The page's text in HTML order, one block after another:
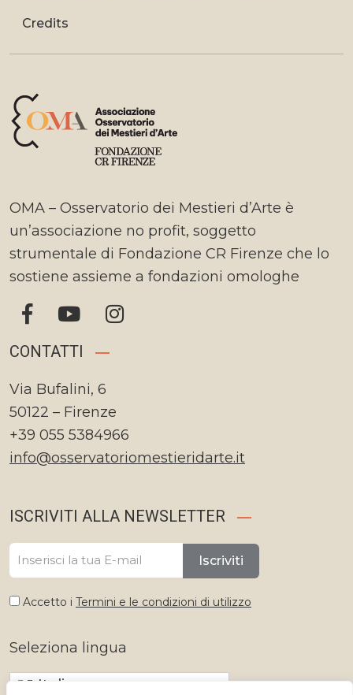
Credits
OMA – Osservatorio dei Mestieri d’Arte è
un’associazione no profit, soggetto
strumentale di Fondazione CR Firenze che lo
sostiene assieme a fondazioni omologhe
CONTATTI
Via Bufalini, 6
50122 – Firenze
+39 055 5384966
info@osservatoriomestieridarte.it
ISCRIVITI ALLA NEWSLETTER
Iscriviti
Accetto i Termini e le condizioni di utilizzo
Seleziona lingua
Italiano